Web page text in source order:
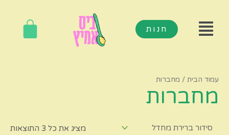
חנות
עמוד הבית / מחברות
מחברות
מציג את כל 3 התוצאות